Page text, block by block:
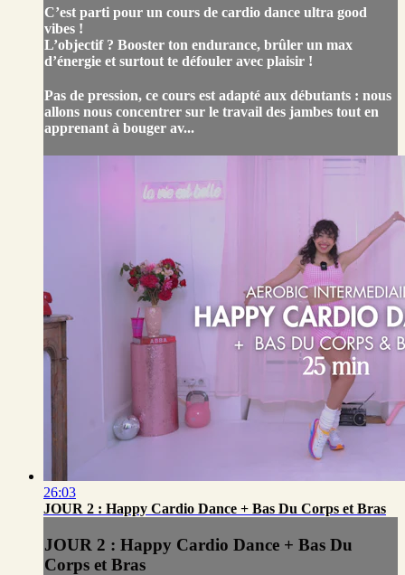
C’est parti pour un cours de cardio dance ultra good
vibes !
L’objectif ? Booster ton endurance, brûler un max
d’énergie et surtout te défouler avec plaisir !
Pas de pression, ce cours est adapté aux débutants : nous
allons nous concentrer sur le travail des jambes tout en
apprenant à bouger av...
26:03
JOUR 2 : Happy Cardio Dance + Bas Du Corps et Bras
JOUR 2 : Happy Cardio Dance + Bas Du
Corps et Bras